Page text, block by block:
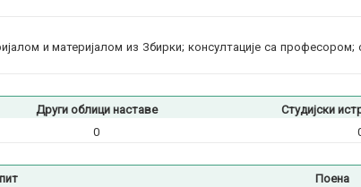
и материјалом из Збирки; консултације са професором;
Други облици наставе
Студијски
0
Поена